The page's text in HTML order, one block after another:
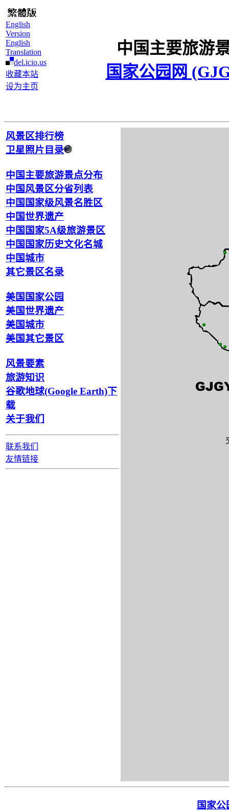
English
Version
English
Translation
del.icio.us
收藏本站
设为主页
中国主要旅游
国家公园网
风景区排行榜
卫星照片目录
中国主要旅游景点分布
中国风景区分省列表
中国国家级风景名胜区
中国世界遗产
中国国家5A级旅游景区
中国国家历史文化名城
中国城市
其它景区名录
美国国家公园
美国世界遗产
美国城市
美国其它景区
风景要素
旅游知识
谷歌地球(Google Earth)下
载
关于我们
联系我们
友情链接
国家